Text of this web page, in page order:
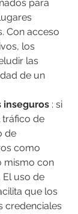
para
Con acceso
los
las
de un
inseguros : si
tráfico de
de
como
mismo con
El uso de
que los
credenciales